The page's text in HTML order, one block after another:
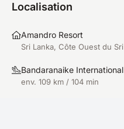
Localisation
Amandro Resort
Sri Lanka, Côte Ouest du
Bandaranaike
env. 109 km / 104 min